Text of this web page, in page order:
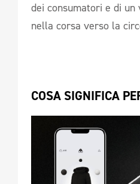
dei consumatori e di
nella corsa verso la
COSA SIGNIFICA